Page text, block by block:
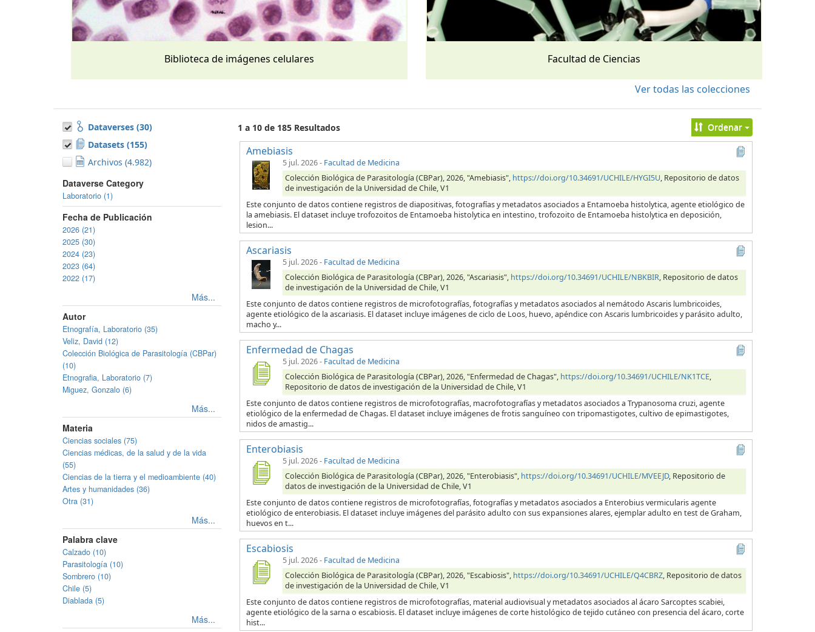
Biblioteca de imágenes celulares Facultad de Ciencias
Ver todas las colecciones
Dataverses (30)
Datasets (155)
Archivos (4.982)
Dataverse Category
Laboratorio (1)
Fecha de Publicación
2026 (21)
2025 (30)
2024 (23)
2023 (64)
2022 (17)
Más...
Autor
Etnografía, Laboratorio (35)
Veliz, David (12)
Colección Biológica de Parasitología (CBPar)
(10)
Etnografia, Laboratorio (7)
Miguez, Gonzalo (6)
Más...
Materia
Ciencias sociales (75)
Ciencias médicas, de la salud y de la vida
(55)
Ciencias de la tierra y el medioambiente (40)
Artes y humanidades (36)
Otra (31)
Más...
Palabra clave
Calzado (10)
Parasitología (10)
Sombrero (10)
Chile (5)
Diablada (5)
Más...
1 a 10 de 185 Resultados Ordenar
Amebiasis
5 jul. 2026- Facultad de Medicina
Colección Biológica de Parasitología (CBPar), 2026, "Amebiasis", https://doi.org/10.34691/UCHILE/HYGI5U, Repositorio de datos
de investigación de la Universidad de Chile, V1
Este conjunto de datos contiene registros de diapositivas, fotografías y metadatos asociados a Entamoeba histolytica, agente etiológico de
la amebiasis. El dataset incluye trofozoitos de Entamoeba histolytica en intestino, trofozoito de Entamoeba histolytica en deposición,
lesion...
Ascariasis
5 jul. 2026- Facultad de Medicina
Colección Biológica de Parasitología (CBPar), 2026, "Ascariasis", https://doi.org/10.34691/UCHILE/NBKBIR, Repositorio de datos
de investigación de la Universidad de Chile, V1
Este conjunto de datos contiene registros de microfotografías, fotografías y metadatos asociados al nemátodo Ascaris lumbricoides,
agente etiológico de la ascariasis. El dataset incluye imágenes de ciclo de Loos, huevo, apéndice con Ascaris lumbricoides y parásito adulto,
macho y...
Enfermedad de Chagas
5 jul. 2026- Facultad de Medicina
Colección Biológica de Parasitología (CBPar), 2026, "Enfermedad de Chagas", https://doi.org/10.34691/UCHILE/NK1TCE,
Repositorio de datos de investigación de la Universidad de Chile, V1
Este conjunto de datos contiene registros de microfotografías, macrofotografías y metadatos asociados a Trypanosoma cruzi, agente
etiológico de la enfermedad de Chagas. El dataset incluye imágenes de frotis sanguíneo con tripomastigotes, cultivo de epimastigotes,
nidos de amastig...
Enterobiasis
5 jul. 2026- Facultad de Medicina
Colección Biológica de Parasitología (CBPar), 2026, "Enterobiasis", https://doi.org/10.34691/UCHILE/MVEEJD, Repositorio de
datos de investigación de la Universidad de Chile, V1
Este conjunto de datos contiene registros de microfotografías, fotografías y metadatos asociados a Enterobius vermicularis agente
etiológico de enterobiasis. El dataset incluye imágenes del parásito adulto con sus expansiones alares, ejemplar adulto en test de Graham,
huevos en t...
Escabiosis
5 jul. 2026- Facultad de Medicina
Colección Biológica de Parasitología (CBPar), 2026, "Escabiosis", https://doi.org/10.34691/UCHILE/Q4CBRZ, Repositorio de datos
de investigación de la Universidad de Chile, V1
Este conjunto de datos contiene registros de microfotografías, material audiovisual y metadatos asociados al ácaro Sarcoptes scabiei,
agente etiológico de la sarna o escabiosis. El dataset incluye imágenes de corte histológico de tejido cutáneo con presencia del ácaro, corte
hist...